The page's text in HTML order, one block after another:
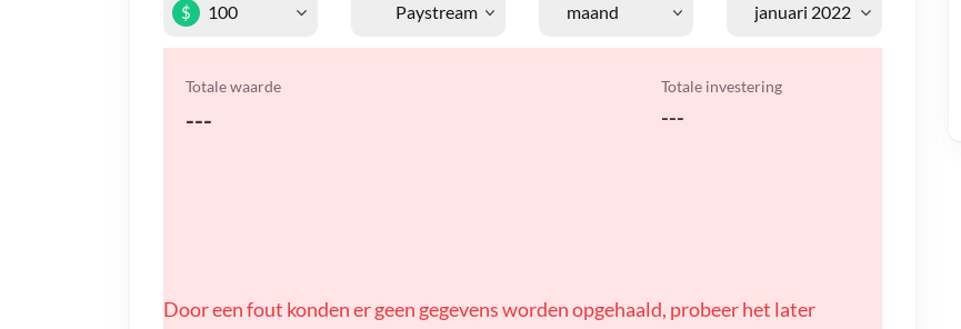
$
Totale waarde
---
Totale investering
---
Door een fout konden er geen gegevens worden opgehaald, probeer het later